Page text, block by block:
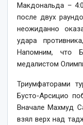
Макдональда –
после двух
неожиданно
удара
Напомним, что
медалистом
Триумфаторами
Бусто-Арсицио
Вначале Махмуд
взял верх над